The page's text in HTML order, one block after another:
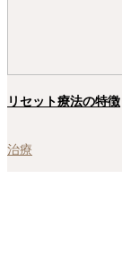
リセット療法の特徴
治療